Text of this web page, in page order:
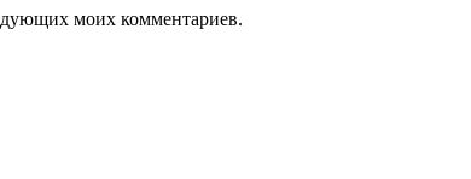
моих комментариев.